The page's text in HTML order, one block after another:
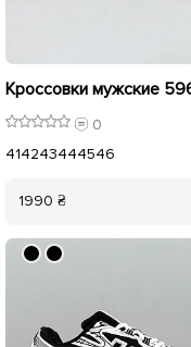
0
414243444546
1990 ₴